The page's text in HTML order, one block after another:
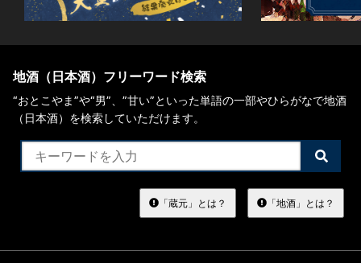
地酒（日本酒）フリーワード検索
“おとこやま”や“男”、”甘い”といった単語の一部やひらがなで地酒
（日本酒）を検索していただけます。
検
索
る
「蔵元」とは？ 「地酒」とは？